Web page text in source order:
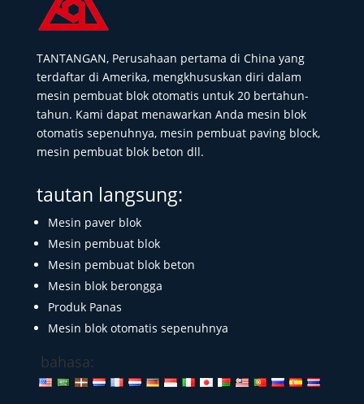
TANTANGAN, Perusahaan pertama di China yang
terdaftar di Amerika, mengkhususkan diri dalam
mesin pembuat blok otomatis untuk 20 bertahun-
tahun. Kami dapat menawarkan Anda mesin blok
otomatis sepenuhnya, mesin pembuat paving block,
mesin pembuat blok beton dll.
tautan langsung:
Mesin paver blok
Mesin pembuat blok
Mesin pembuat blok beton
Mesin blok berongga
Produk Panas
Mesin blok otomatis sepenuhnya
bahasa: